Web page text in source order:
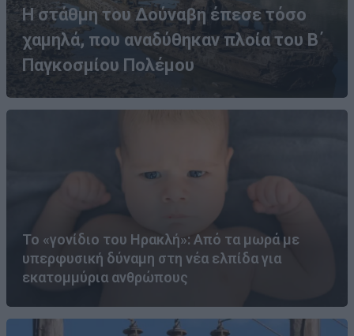
Η στάθμη του Δούναβη έπεσε τόσο
χαμηλά, που αναδύθηκαν πλοία του Β΄
Παγκοσμίου Πολέμου
Το «γονίδιο του Ηρακλή»: Από τα μωρά με
υπερφυσική δύναμη στη νέα ελπίδα για
εκατομμύρια ανθρώπους